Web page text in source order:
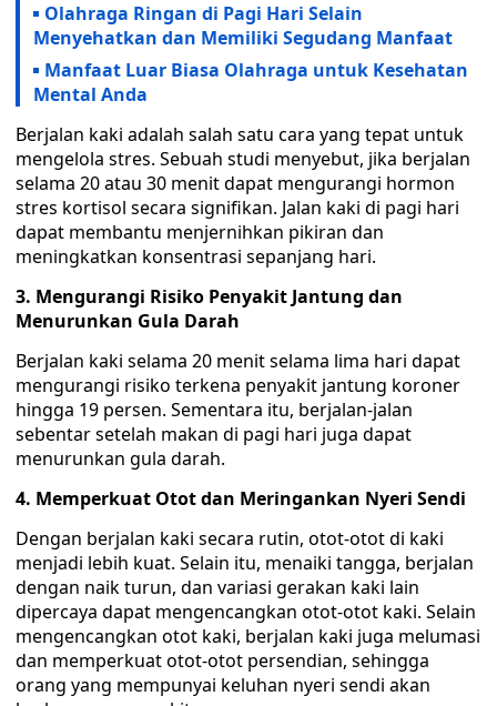
Olahraga Ringan di Pagi Hari Selain
Menyehatkan dan Memiliki Segudang Manfaat
Manfaat Luar Biasa Olahraga untuk Kesehatan
Mental Anda
Berjalan kaki adalah salah satu cara yang tepat untuk
mengelola stres. Sebuah studi menyebut, jika berjalan
selama 20 atau 30 menit dapat mengurangi hormon
stres kortisol secara signifikan. Jalan kaki di pagi hari
dapat membantu menjernihkan pikiran dan
meningkatkan konsentrasi sepanjang hari.
3. Mengurangi Risiko Penyakit Jantung dan
Menurunkan Gula Darah
Berjalan kaki selama 20 menit selama lima hari dapat
mengurangi risiko terkena penyakit jantung koroner
hingga 19 persen. Sementara itu, berjalan-jalan
sebentar setelah makan di pagi hari juga dapat
menurunkan gula darah.
4. Memperkuat Otot dan Meringankan Nyeri Sendi
Dengan berjalan kaki secara rutin, otot-otot di kaki
menjadi lebih kuat. Selain itu, menaiki tangga, berjalan
dengan naik turun, dan variasi gerakan kaki lain
dipercaya dapat mengencangkan otot-otot kaki. Selain
mengencangkan otot kaki, berjalan kaki juga melumasi
dan memperkuat otot-otot persendian, sehingga
orang yang mempunyai keluhan nyeri sendi akan